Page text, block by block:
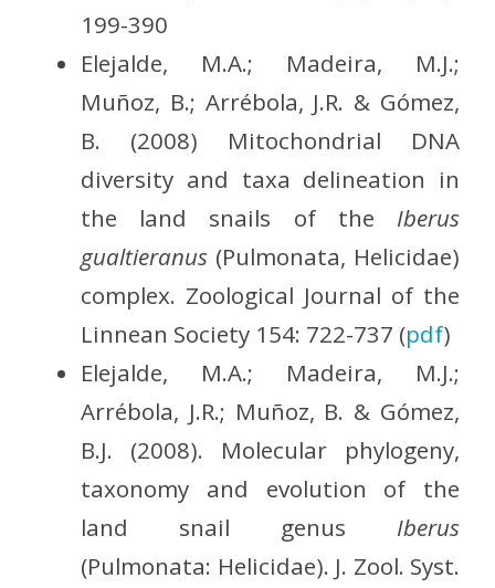
199-390
Elejalde, M.A.; Madeira, M.J.;
Muñoz, B.; Arrébola, J.R. & Gómez,
B. (2008) Mitochondrial DNA
diversity and taxa delineation in
the land snails of the Iberus
gualtieranus (Pulmonata, Helicidae)
complex. Zoological Journal of the
Linnean Society 154: 722-737 (pdf)
Elejalde, M.A.; Madeira, M.J.;
Arrébola, J.R.; Muñoz, B. & Gómez,
B.J. (2008). Molecular phylogeny,
taxonomy and evolution of the
land snail genus Iberus
(Pulmonata: Helicidae). J. Zool. Syst.